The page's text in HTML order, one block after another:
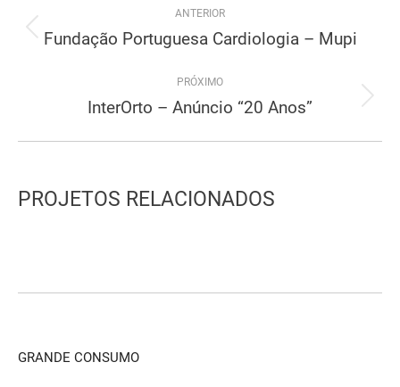
navigation
ANTERIOR
Previous
Fundação Portuguesa Cardiologia – Mupi
PRÓXIMO
Next
InterOrto – Anúncio “20 Anos”
PROJETOS RELACIONADOS
GRANDE CONSUMO